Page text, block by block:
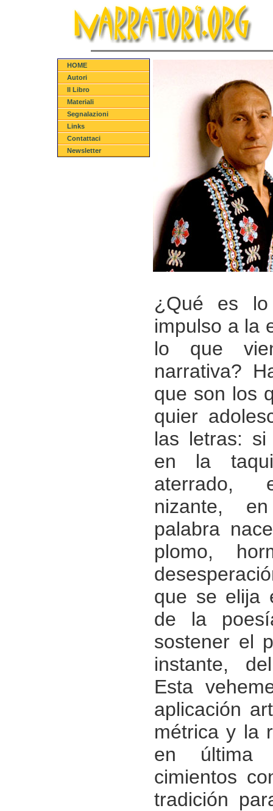
HOME
Autori
Il Libro
Materiali
Segnalazioni
Links
Contattaci
Newsletter
¿Qué es
impulso a la
lo que
narrativa?
que son los
quier
las letras:
en la
aterrado,
nizante,
palabra
plomo,
que se elija
de la
sostener el
instante,
Esta
aplicación
métrica y la
en última
cimientos
tradición